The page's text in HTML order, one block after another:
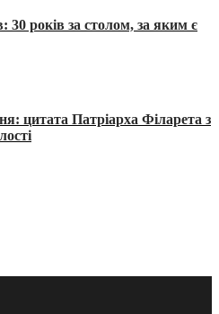
30 років за столом, за яким є
цитата Патріарха Філарета з